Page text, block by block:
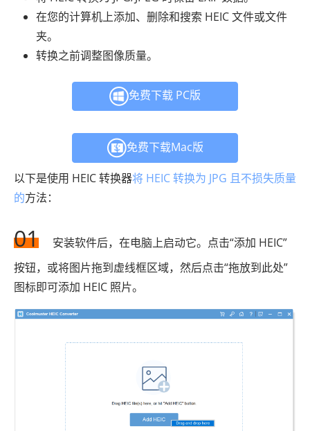
在您的计算机上添加、删除和搜索 HEIC 文件或文件
夹。
转换之前调整图像质量。
免费下载 PC版
免费下载Mac版
以下是使用 HEIC 转换器将 HEIC 转换为 JPG 且不损失质量
的方法：
01
安装软件后，在电脑上启动它。点击“添加 HEIC”
按钮，或将图片拖到虚线框区域，然后点击“拖放到此处”
图标即可添加 HEIC 照片。